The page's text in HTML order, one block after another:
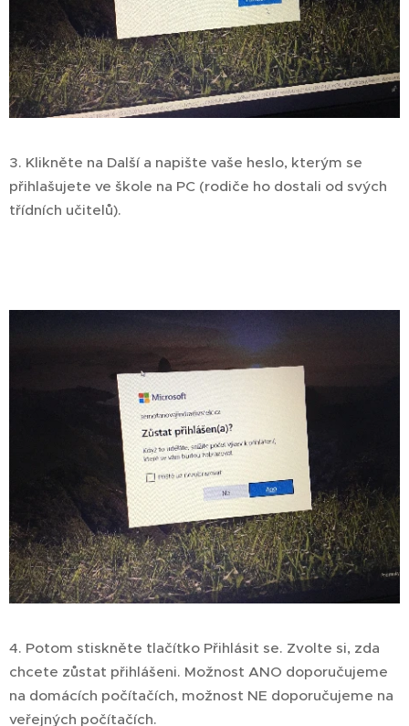
3. Klikněte na Další a napište vaše heslo, kterým se
přihlašujete ve škole na PC (rodiče ho dostali od svých
třídních učitelů).
4. Potom stiskněte tlačítko Přihlásit se. Zvolte si, zda
chcete zůstat přihlášeni. Možnost ANO doporučujeme
na domácích počítačích, možnost NE doporučujeme na
veřejných počítačích.